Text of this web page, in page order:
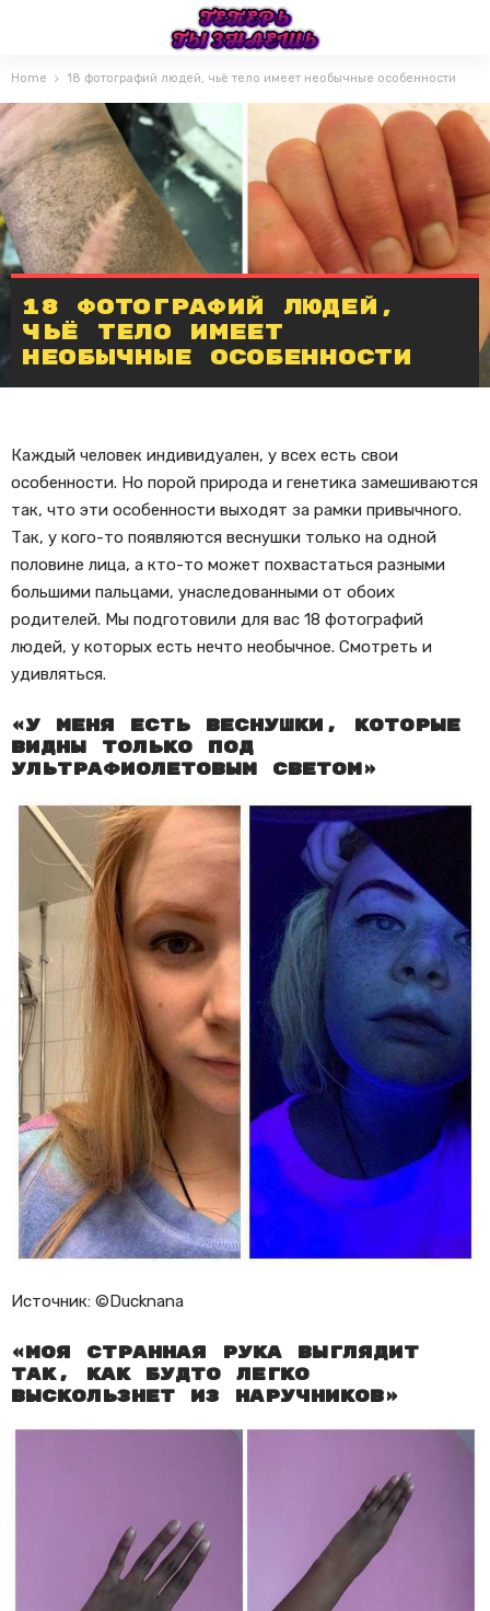
Home 18 фотографий людей, чьё тело имеет необычные особенности
18 фотографий людей,
чьё тело имеет
необычные особенности
Каждый человек индивидуален, у всех есть свои
особенности. Но порой природа и генетика замешиваются
так, что эти особенности выходят за рамки привычного.
Так, у кого-то появляются веснушки только на одной
половине лица, а кто-то может похвастаться разными
большими пальцами, унаследованными от обоих
родителей. Мы подготовили для вас 18 фотографий
людей, у которых есть нечто необычное. Смотреть и
удивляться.
«У меня есть веснушки, которые
видны только под
ультрафиолетовым светом»
Источник: ©Ducknana
«Моя странная рука выглядит
так, как будто легко
выскользнет из наручников»